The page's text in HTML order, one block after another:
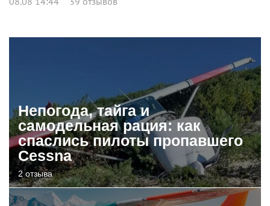
Непогода, тайга и
самодельная рация: как
спаслись пилоты пропавшего
Cessna
2 отзыва